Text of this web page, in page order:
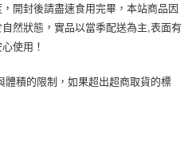
開封後請盡速食用完畢，本站商品因
然狀態，實品以當季配送為主,表面有
使用！
積的限制，如果超出超商取貨的標